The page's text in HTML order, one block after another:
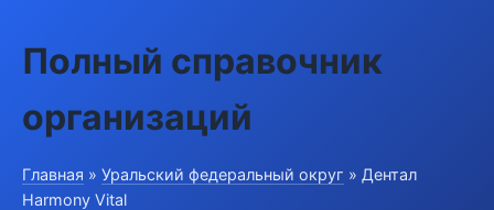
Полный справочник
организаций
Главная » Уральский федеральный округ » Дентал
Harmony Vital